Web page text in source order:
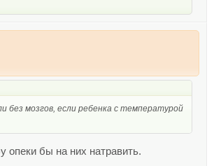
без мозгов, если ребенка с температурой
опеки бы на них натравить.